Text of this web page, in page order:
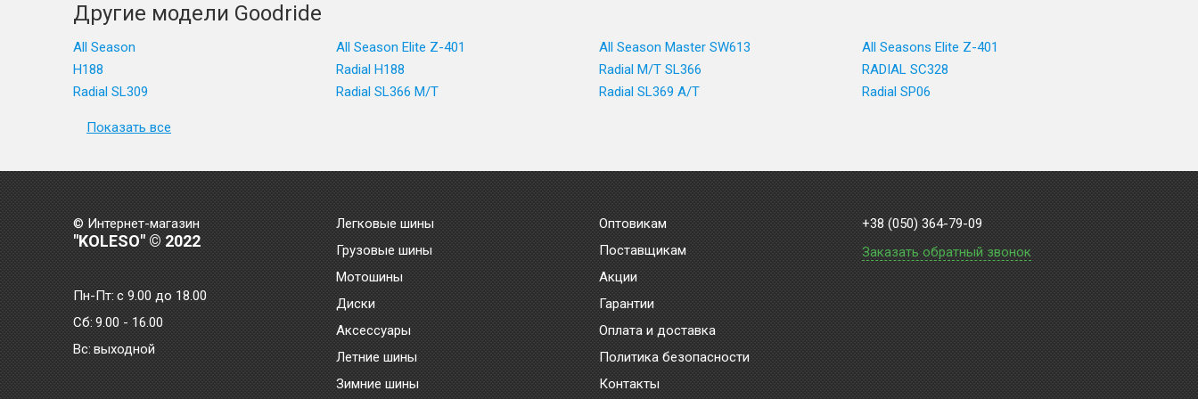
Другие модели Goodride
All Season All Season Elite Z-401 All Season Master SW613
All Seasons Elite Z-401
H188
Radial H188 Radial M/T SL366
RADIAL SC328
Radial SL309
Radial SL366 M/T Radial SL369 A/T Radial SP06
Показать все
© Интернет-магазин
"KOLESO" © 2022
Пн-Пт:с 9.00 до 18.00
Сб: 9.00 - 16.00
Bc: выходной
Легковые шины
Грузовые шины
Мотошины
Диски
Аксессуары
Летние шины
Зимние шины
Оптовикам
Поставщикам
Акции
Гарантии
Оплата и доставка
Политика безопасности
Контакты
+38 (050) 364-79-09
Заказать обратный звонок